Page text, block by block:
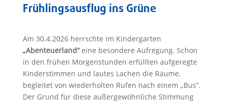
Frühlingsausflug ins Grüne
Am 30.4.2026 herrschte im Kindergarten
„Abenteuerland“eine besondere Aufregung. Schon
in den frühen Morgenstunden erfüllten aufgeregte
Kinderstimmen und lautes Lachen die Räume,
begleitet von wiederholten Rufen nach einem „Bus“.
Der Grund für diese außergewöhnliche Stimmung